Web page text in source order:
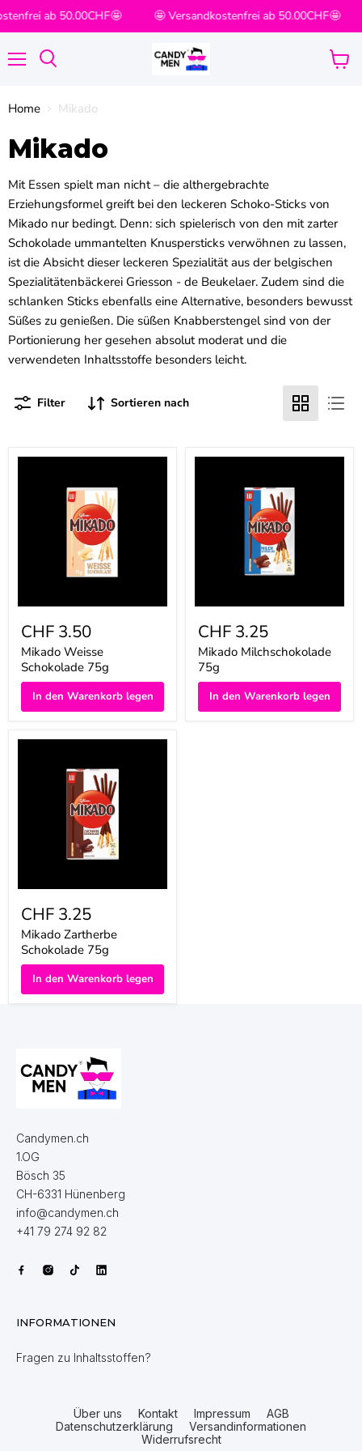
ab 50.00CHF🤩 🤩 Versandkostenfrei ab 50.00CHF🤩
Home Mikado
Mikado
Mit Essen spielt man nicht – die althergebrachte
Erziehungsformel greift bei den leckeren Schoko-Sticks von
Mikado nur bedingt. Denn: sich spielerisch von den mit zarter
Schokolade ummantelten Knuspersticks verwöhnen zu lassen,
ist die Absicht dieser leckeren Spezialität aus der belgischen
Spezialitätenbäckerei Griesson - de Beukelaer. Zudem sind die
schlanken Sticks ebenfalls eine Alternative, besonders bewusst
Süßes zu genießen. Die süßen Knabberstengel sind von der
Portionierung her gesehen absolut moderat und die
verwendeten Inhaltsstoffe besonders leicht.
Filter Sortieren nach
Mikado
Schokolade
CHF 3.50
Mikado Weisse
Schokolade 75g
In den Warenkorb legen
Mikado
CHF 3.25
Mikado Milchschokolade
75g
In den Warenkorb legen
Mikado
Schokolade
CHF 3.25
Mikado Zartherbe
Schokolade 75g
In den Warenkorb legen
Candymen.ch
1.OG
Bösch 35
CH-6331 Hünenberg
info@candymen.ch
+41 79 274 92 82
INFORMATIONEN
Fragen zu Inhaltsstoffen?
Über uns Kontakt Impressum
AGB
Datenschutzerklärung
Versandinformationen
Widerrufsrecht